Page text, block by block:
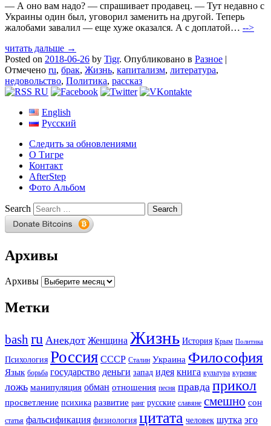
— А оно вам надо? — спрашивает продавец. — Тут недавно с
Украины один был, уговорил заменить на другой. Теперь
жалобами завалил — еще хуже оказался. А с доплатой… -->
читать дальше →
Posted on 2018-06-26 by Tigr. Опубликовано в Разное |
Отмечено ru, брак, Жизнь, капитализм, литература,
недовольство, Политика, рассказ
English
Русский
Следить за обновлениями
О Тигре
Контакт
AfterStep
Фото Альбом
Search
Архивы
Архивы
Метки
bashru Анекдот Женщина Жизнь История Крым Политика
Психология Россия СССР Сталин Украина Философия
Язык борьба государство деньги запад идея книга культура курение
ложь манипуляция обман отношения песня правда прикол
просветление психика развитие ранг русские славяне смешно сон
статья фальсификация физиология цитата человек шутка эго